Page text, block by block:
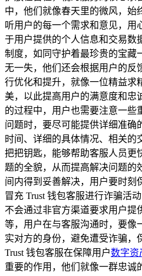
中，他们就像春天里的微风，始
听用户的每一个需求和意见，用
于用户提供的个人信息和交易数
制度，如同守护着最珍贵的宝藏
无一失，他们还会根据用户的反
行优化和提升，就像一位精益求
美，以此提高用户的满意度和忠
的过程中，用户也需要注意一些
问题时，要尽可能提供详细准确
时间、详细的具体情况、相关的
把把钥匙，能够帮助客服人员更
题的全貌，从而提高解决问题的
间内得到妥善解决，用户要时刻
冒充 Trust 钱包客服进行诈骗活
不会通过非官方渠道要求用户提
等，用户在与客服沟通时，要像
实对方的身份，避免遭受诈骗，
Trust 钱包客服在保障用户数字资
重要的作用，他们就像一群忠诚